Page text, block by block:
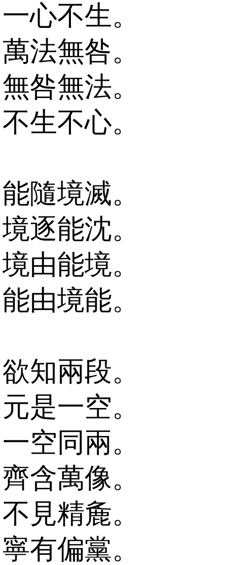
一心不生。
萬法無咎。
無咎無法。
不生不心。
能隨境滅。
境逐能沈。
境由能境。
能由境能。
欲知兩段。
元是一空。
一空同兩。
齊含萬像。
不見精麁。
寧有偏黨。